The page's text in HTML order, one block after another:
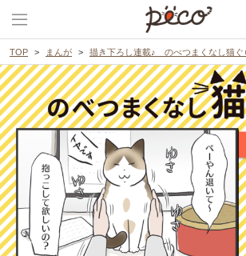
TOP まんが 描き下ろし連載♪ のべつまくなし猫ぐ